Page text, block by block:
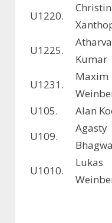
U1220.
U1225.
Atharva
Kumar
U1231.
Maxim
U105. Alan
U109.
Agasty
U1010.
Lukas